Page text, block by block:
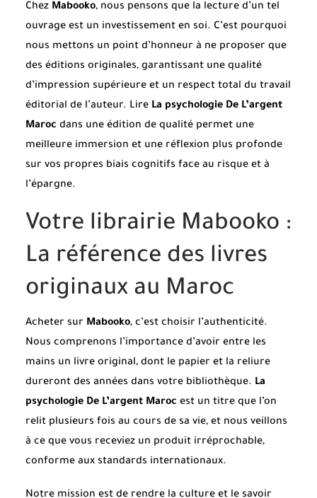
Chez Mabooko, nous pensons que la lecture d’un tel
ouvrage est un investissement en soi. C’est pourquoi
nous mettons un point d’honneur à ne proposer que
des éditions originales, garantissant une qualité
d’impression supérieure et un respect total du travail
éditorial de l’auteur. Lire La psychologie De L’argent
Maroc dans une édition de qualité permet une
meilleure immersion et une réflexion plus profonde
sur vos propres biais cognitifs face au risque et à
l’épargne.
Votre librairie Mabooko :
La référence des livres
originaux au Maroc
Acheter sur Mabooko, c’est choisir l’authenticité.
Nous comprenons l’importance d’avoir entre les
mains un livre original, dont le papier et la reliure
dureront des années dans votre bibliothèque. La
psychologie De L’argent Maroc est un titre que l’on
relit plusieurs fois au cours de sa vie, et nous veillons
à ce que vous receviez un produit irréprochable,
conforme aux standards internationaux.
Notre mission est de rendre la culture et le savoir